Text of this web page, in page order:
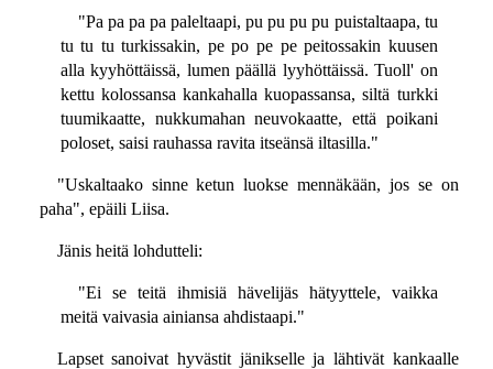
"Pa pa pa pa paleltaapi, pu pu pu pu puistaltaapa, tu
tu tu tu turkissakin, pe po pe pe peitossakin kuusen
alla kyyhöttäissä, lumen päällä lyyhöttäissä. Tuoll' on
kettu kolossansa kankahalla kuopassansa, siltä turkki
tuumikaatte, nukkumahan neuvokaatte, että poikani
poloset, saisi rauhassa ravita itseänsä iltasilla."
"Uskaltaako sinne ketun luokse mennäkään, jos se on
paha", epäili Liisa.
Jänis heitä lohdutteli:
"Ei se teitä ihmisiä hävelijäs hätyyttele, vaikka
meitä vaivasia ainiansa ahdistaapi."
Lapset sanoivat hyvästit jänikselle ja lähtivät kankaalle